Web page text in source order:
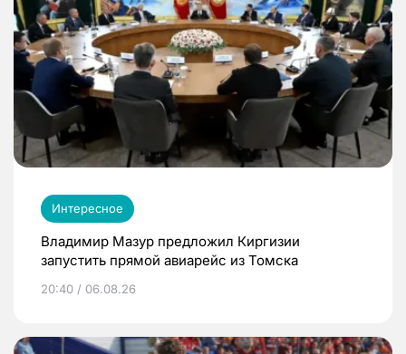
Интересное
Владимир Мазур предложил Киргизии
запустить прямой авиарейс из Томска
20:40 / 06.08.26